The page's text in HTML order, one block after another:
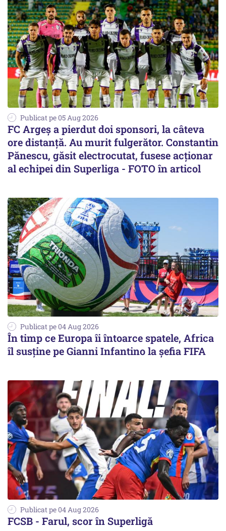
Publicat pe 05 Aug 2026
FC Argeș a pierdut doi sponsori, la câteva
ore distanță. Au murit fulgerător. Constantin
Pănescu, găsit electrocutat, fusese acționar
al echipei din Superliga - FOTO în articol
Publicat pe 04 Aug 2026
În timp ce Europa îi întoarce spatele, Africa
îl susține pe Gianni Infantino la șefia FIFA
Publicat pe 04 Aug 2026
FCSB - Farul, scor în Superligă